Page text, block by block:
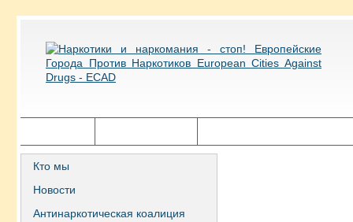
Кто мы
Новости
Антинаркотическая коалиция